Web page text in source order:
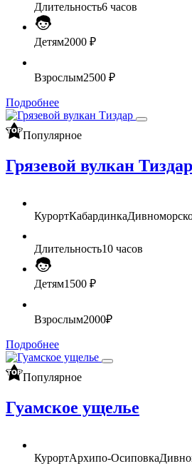
Длительность6 часов
Детям2000 ₽
Взрослым2500 ₽
Подробнее
Популярное
Грязевой вулкан Тиздар
КурортКабардинка
Длительность10 часов
Детям1500 ₽
Взрослым2000₽
Подробнее
Популярное
Гуамское ущелье
КурортАрхипо-Осиповка